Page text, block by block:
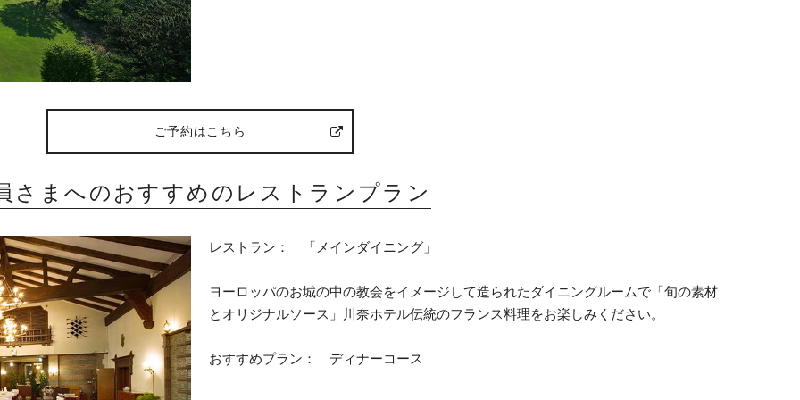
ご予約はこちら
さまへのおすすめのレストランプラン
レストラン： 「メインダイニング」
ヨーロッパのお城の中の教会をイメージして造られたダイニングルームで「旬の素材
とオリジナルソース」川奈ホテル伝統のフランス料理をお楽しみください。
おすすめプラン： ディナーコース